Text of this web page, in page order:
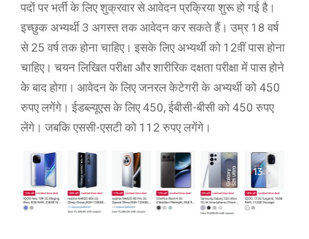
पदों पर भर्ती के लिए शुक्रवार से आवेदन प्रक्रिया शुरू हो गई है।
इच्छुक अभ्यर्थी 3 अगस्त तक आवेदन कर सकते हैं। उम्र 18 वर्ष
से 25 वर्ष तक होना चाहिए। इसके लिए अभ्यर्थी को 12वीं पास होना
चाहिए। चयन लिखित परीक्षा और शारीरिक दक्षता परीक्षा में पास होने
के बाद होगा। आवेदन के लिए जनरल केटेगरी के अभ्यर्थी को 450
रुपए लगेंगे। ईडब्ल्यूएस के लिए 450, ईबीसी-बीसी को 450 रुपए
लेंगे। जबकि एससी-एसटी को 112 रुपए लगेंगे।